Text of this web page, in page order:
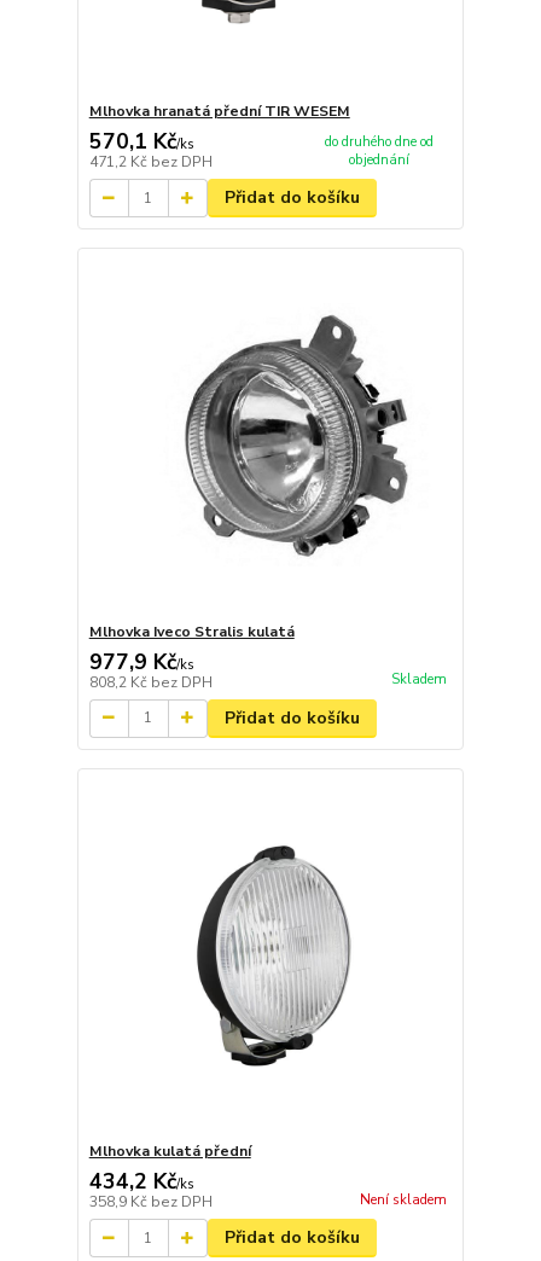
Mlhovka hranatá přední TIR WESEM
570,1 Kč/ks
471,2 Kč bez DPH
do druhého dne od
objednání
Přidat do košíku
Mlhovka Iveco Stralis kulatá
977,9 Kč/ks
808,2 Kč bez DPH Skladem
Přidat do košíku
Mlhovka kulatá přední
434,2 Kč/ks
358,9 Kč bez DPH Není skladem
Přidat do košíku